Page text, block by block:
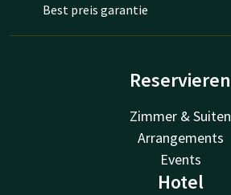
Best preis garantie
Reservieren
Zimmer & Suiten
Arrangements
Events
Hotel